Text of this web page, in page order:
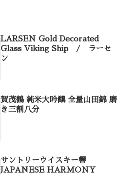
LARSEN Gold Decorated
Glass Viking Ship / ラーセ
ン
賀茂鶴 純米大吟醸 全量山田錦 磨
き三割八分
サントリーウイスキー響
JAPANESE HARMONY